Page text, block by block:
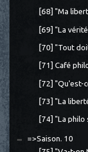
[68] "Ma
[69] "La
[70] "Tout
[71] Café
[72] "Qu'est-
[73] "La
[74] "La philo
=>Saison. 10